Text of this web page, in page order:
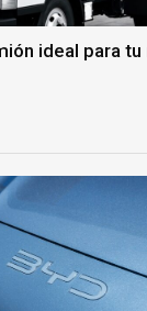
ideal para tu